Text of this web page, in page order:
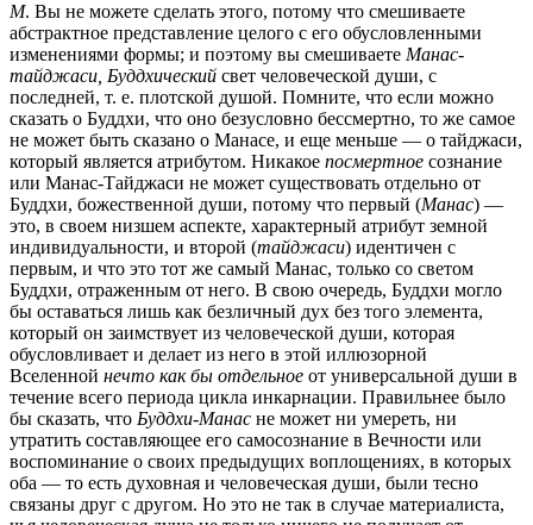
М. Вы не можете сделать этого, потому что смешиваете
абстрактное представление целого с его обусловленными
изменениями формы; и поэтому вы смешиваете Манас-
тайджаси, Буддхический свет человеческой души, с
последней, т. е. плотской душой. Помните, что если можно
сказать о Буддхи, что оно безусловно бессмертно, то же самое
не может быть сказано о Манасе, и еще меньше — о тайджаси,
который является атрибутом. Никакое посмертное сознание
или Манас-Тайджаси не может существовать отдельно от
Буддхи, божественной души, потому что первый (Манас) —
это, в своем низшем аспекте, характерный атрибут земной
индивидуальности, и второй (тайджаси) идентичен с
первым, и что это тот же самый Манас, только со светом
Буддхи, отраженным от него. В свою очередь, Буддхи могло
бы оставаться лишь как безличный дух без того элемента,
который он заимствует из человеческой души, которая
обусловливает и делает из него в этой иллюзорной
Вселенной нечто как бы отдельное от универсальной души в
течение всего периода цикла инкарнации. Правильнее было
бы сказать, что Буддхи-Манас не может ни умереть, ни
утратить составляющее его самосознание в Вечности или
воспоминание о своих предыдущих воплощениях, в которых
оба — то есть духовная и человеческая души, были тесно
связаны друг с другом. Но это не так в случае материалиста,